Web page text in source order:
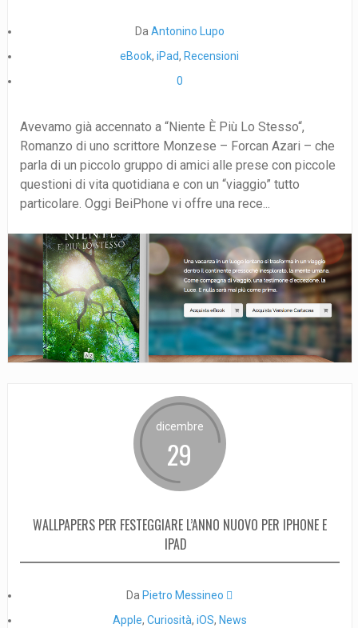
Da Antonino Lupo
eBook,iPad, Recensioni
0
Avevamo già accennato a “Niente È Più Lo Stesso“,
Romanzo di uno scrittore Monzese – Forcan Azari – che
parla di un piccolo gruppo di amici alle prese con piccole
questioni di vita quotidiana e con un “viaggio” tutto
particolare. Oggi BeiPhone vi offre una rece...
dicembre
29
WALLPAPERS PER FESTEGGIARE L’ANNO NUOVO PER IPHONE E
IPAD
Da Pietro Messineo 
Apple, Curiosità, iOS, News